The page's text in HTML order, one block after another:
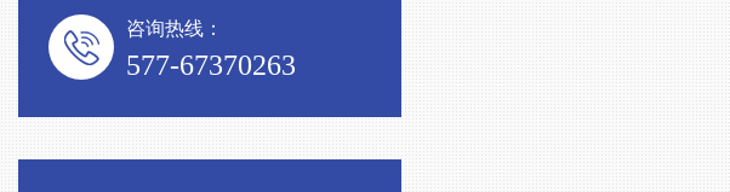
咨询热线：
577-67370263